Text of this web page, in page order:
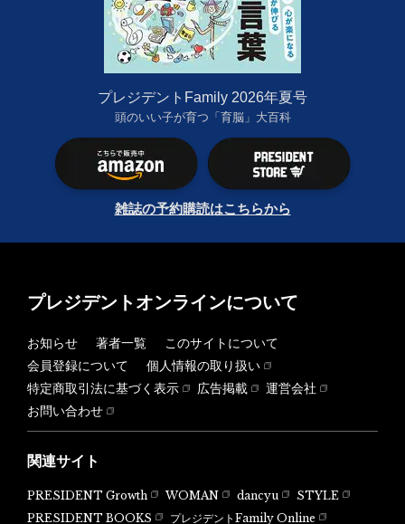
プレジデントFamily 2026年夏号
頭のいい子が育つ「育脳」大百科
雑誌の予約購読はこちらから
プレジデントオンラインについて
お知らせ 著者一覧
このサイトについて
会員登録について
個人情報の取り扱い
特定商取引法に基づく表示
広告掲載
運営会社
お問い合わせ
関連サイト
PRESIDENT Growth WOMAN dancyu
STYLE
PRESIDENT BOOKS
プレジデントFamily Online